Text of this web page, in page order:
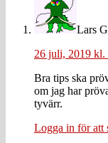
Lars
26 juli, 2019 kl.
Bra tips ska
om jag har
tyvärr.
Logga in för att